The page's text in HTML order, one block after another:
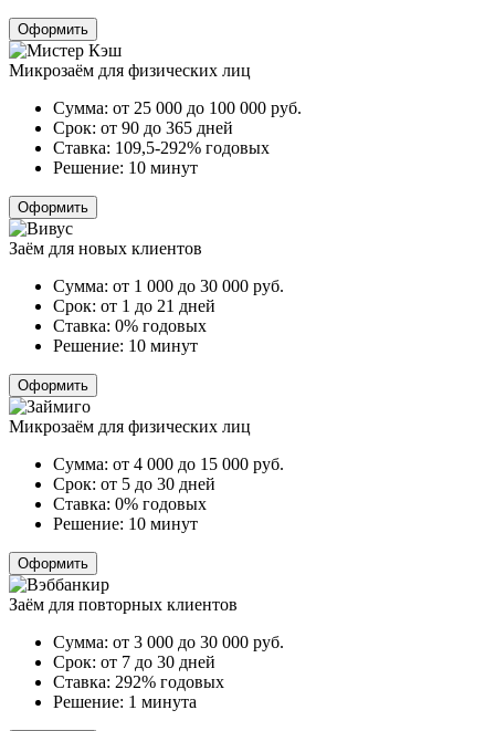
Оформить
Микрозаём для физических лиц
Сумма: от 25 000 до 100 000 руб.
Срок: от 90 до 365 дней
Ставка: 109,5-292% годовых
Решение: 10 минут
Оформить
Заём для новых клиентов
Сумма: от 1 000 до 30 000 руб.
Срок: от 1 до 21 дней
Ставка: 0% годовых
Решение: 10 минут
Оформить
Микрозаём для физических лиц
Сумма: от 4 000 до 15 000 руб.
Срок: от 5 до 30 дней
Ставка: 0% годовых
Решение: 10 минут
Оформить
Заём для повторных клиентов
Сумма: от 3 000 до 30 000 руб.
Срок: от 7 до 30 дней
Ставка: 292% годовых
Решение: 1 минута